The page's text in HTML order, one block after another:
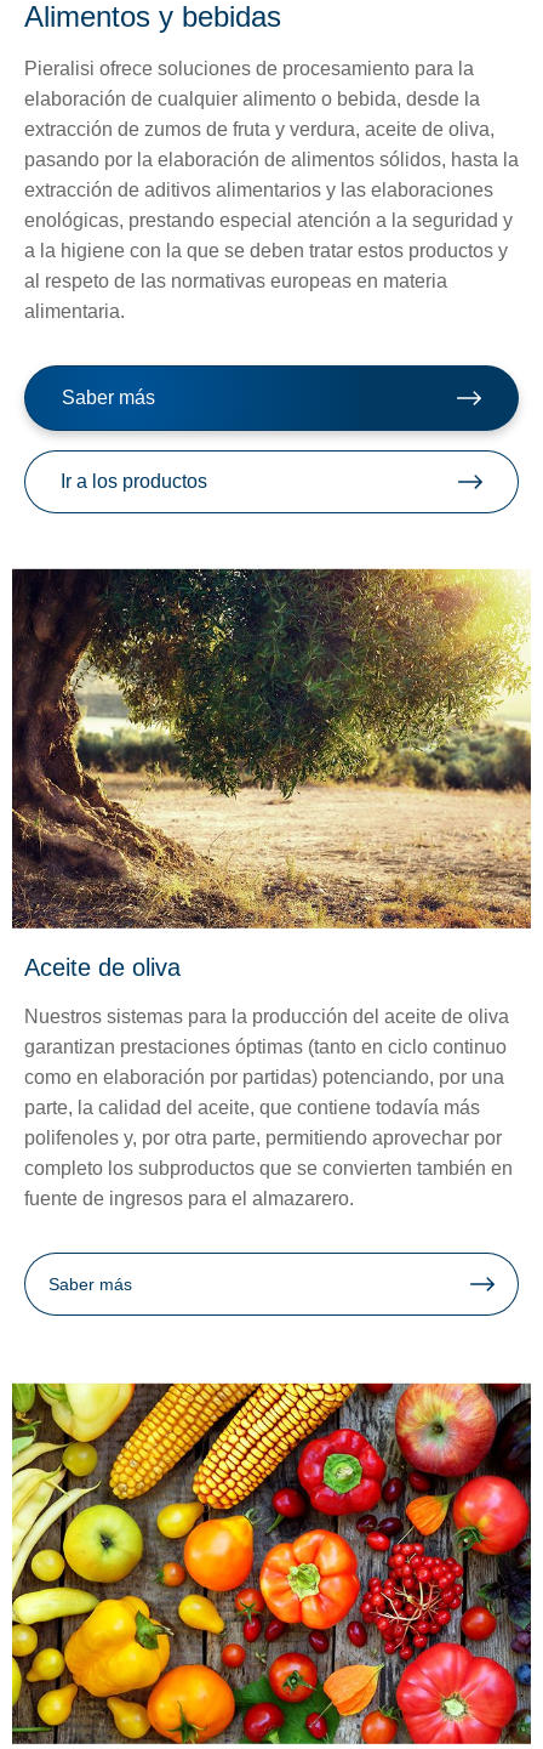
Alimentos y bebidas
Pieralisi ofrece soluciones de procesamiento para la
elaboración de cualquier alimento o bebida, desde la
extracción de zumos de fruta y verdura, aceite de oliva,
pasando por la elaboración de alimentos sólidos, hasta la
extracción de aditivos alimentarios y las elaboraciones
enológicas, prestando especial atención a la seguridad y
a la higiene con la que se deben tratar estos productos y
al respeto de las normativas europeas en materia
alimentaria.
Saber más
Ir a los productos
Aceite de oliva
Nuestros sistemas para la producción del aceite de oliva
garantizan prestaciones óptimas (tanto en ciclo continuo
como en elaboración por partidas) potenciando, por una
parte, la calidad del aceite, que contiene todavía más
polifenoles y, por otra parte, permitiendo aprovechar por
completo los subproductos que se convierten también en
fuente de ingresos para el almazarero.
Saber más